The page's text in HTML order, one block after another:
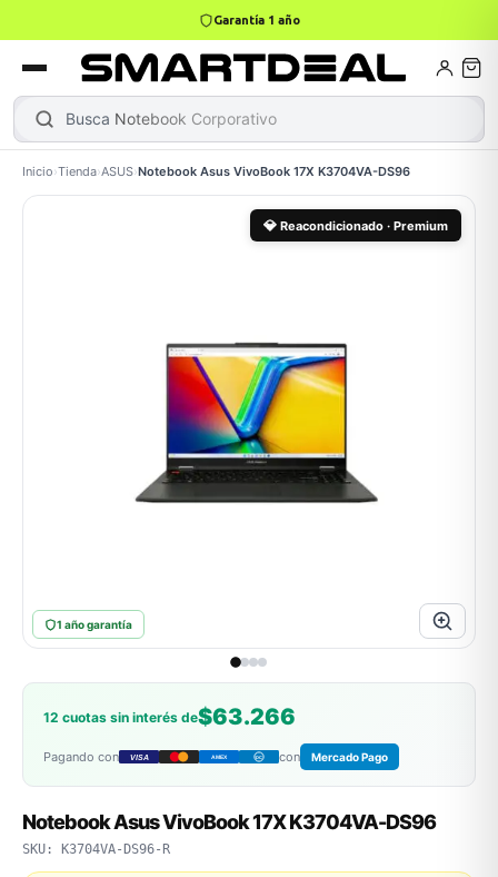
4,9 · +800 reseñas Google
Busca Notebook Corporativo
Inicio›Tienda›ASUS›Notebook Asus VivoBook 17X K3704VA-DS96
💎 Reacondicionado · Premium
1 año garantía
12 cuotas sin interés de$63.266
Pagando con VISA AMEX DC con Mercado Pago
Notebook Asus VivoBook 17X K3704VA-DS96
SKU: K3704VA-DS96-R